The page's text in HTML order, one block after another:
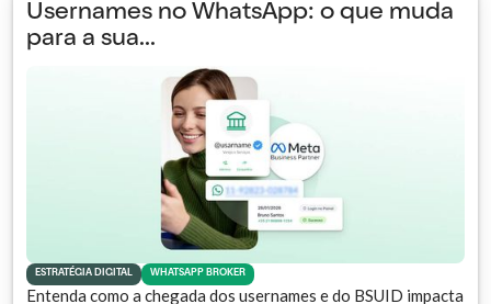
Usernames no WhatsApp: o que muda
para a sua...
ESTRATÉGIA DIGITAL WHATSAPP BROKER
Entenda como a chegada dos usernames e do BSUID impacta